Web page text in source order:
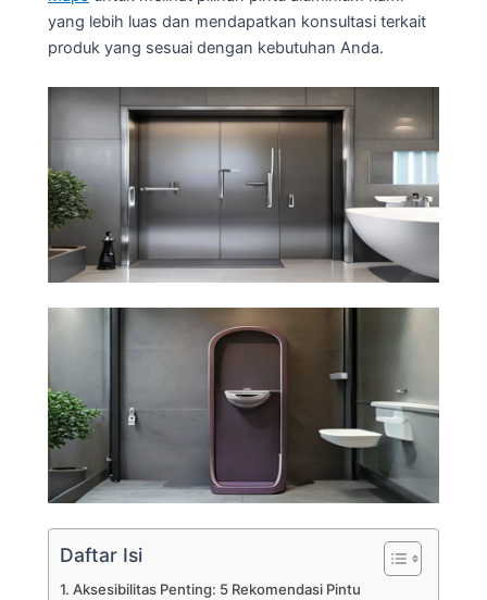
yang lebih luas dan mendapatkan konsultasi terkait
produk yang sesuai dengan kebutuhan Anda.
Daftar Isi
Aksesibilitas Penting: 5 Rekomendasi Pintu